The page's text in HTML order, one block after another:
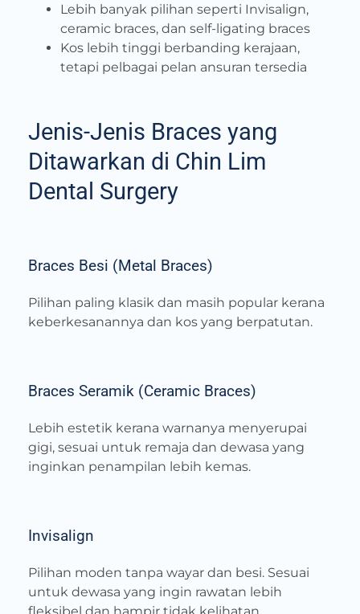
Lebih banyak pilihan seperti Invisalign,
ceramic braces, dan self-ligating braces
Kos lebih tinggi berbanding kerajaan,
tetapi pelbagai pelan ansuran tersedia
Jenis-Jenis Braces yang
Ditawarkan di Chin Lim
Dental Surgery
Braces Besi (Metal Braces)
Pilihan paling klasik dan masih popular kerana
keberkesanannya dan kos yang berpatutan.
Braces Seramik (Ceramic Braces)
Lebih estetik kerana warnanya menyerupai
gigi, sesuai untuk remaja dan dewasa yang
inginkan penampilan lebih kemas.
Invisalign
Pilihan moden tanpa wayar dan besi. Sesuai
untuk dewasa yang ingin rawatan lebih
fleksibel dan hampir tidak kelihatan.